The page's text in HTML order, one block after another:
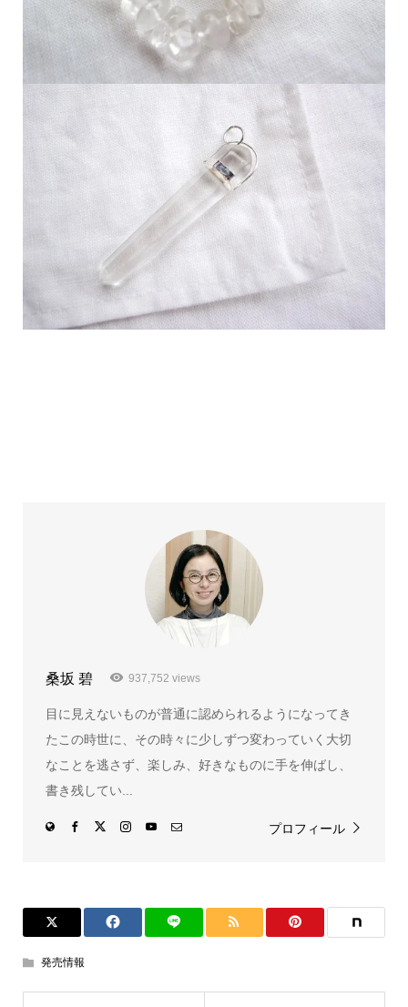
桑坂 碧 937,752 views
目に見えないものが普通に認められるようになってき
たこの時世に、その時々に少しずつ変わっていく大切
なことを逃さず、楽しみ、好きなものに手を伸ばし、
書き残してい...
プロフィール
発売情報